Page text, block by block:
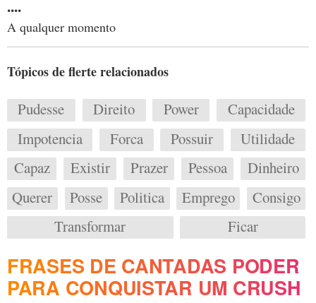
....
A qualquer momento
Tópicos de flerte relacionados
Pudesse Direito Power
Capacidade
Impotencia
Forca Possuir
Utilidade
Capaz
Existir Prazer Pessoa
Dinheiro
Querer
Posse Politica Emprego
Consigo
Transformar
Ficar
FRASES DE CANTADAS PODER
PARA CONQUISTAR UM CRUSH